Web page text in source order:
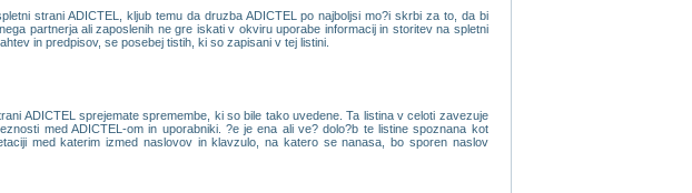
strani ADICTEL, kljub temu da druzba ADICTEL po najboljsi mo?i skrbi za to, da bi
partnerja ali zaposlenih ne gre iskati v okviru uporabe informacij in storitev na spletni
in predpisov, se posebej tistih, ki so zapisani v tej listini.
ADICTEL sprejemate spremembe, ki so bile tako uvedene. Ta listina v celoti zavezuje
med ADICTEL-om in uporabniki. ?e je ena ali ve? dolo?b te listine spoznana kot
med katerim izmed naslovov in klavzulo, na katero se nanasa, bo sporen naslov